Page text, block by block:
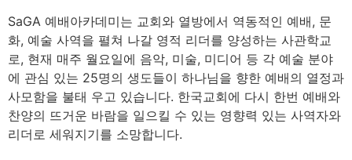
SaGA 예배아카데미는 교회와 열방에서 역동적인 예배, 문
화, 예술 사역을 펼쳐 나갈 영적 리더를 양성하는 사관학교
로, 현재 매주 월요일에 음악, 미술, 미디어 등 각 예술 분야
에 관심 있는 25명의 생도들이 하나님을 향한 예배의 열정과
사모함을 불태 우고 있습니다. 한국교회에 다시 한번 예배와
찬양의 뜨거운 바람을 일으킬 수 있는 영향력 있는 사역자와
리더로 세워지기를 소망합니다.